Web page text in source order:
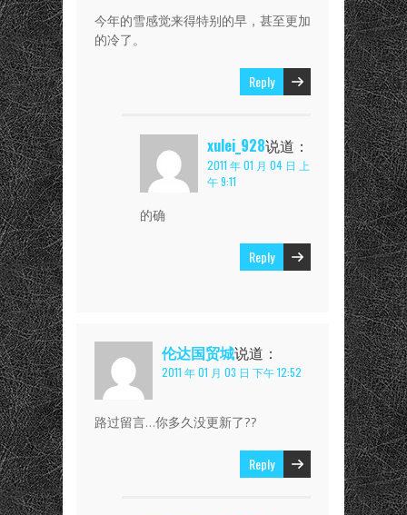
今年的雪感觉来得特别的早，甚至更加
的冷了。
Reply
xulei_928说道：
2011 年 01 月 04 日 上
午 9:11
的确
Reply
伦达国贸城说道：
2011 年 01 月 03 日 下午 12:52
路过留言…你多久没更新了??
Reply